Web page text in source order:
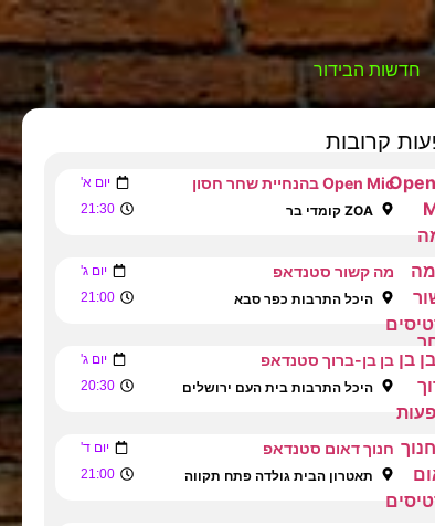
חדשות הבידור
קרובות
Open Mic בהנחיית שחר חסון יום א'
ZOA קומדי בר 21:30
מה קשור סטנדאפ יום ג'
היכל התרבות כפר סבא 21:00
בן בן-ברוך סטנדאפ יום ג'
היכל התרבות בית העם ירושלים 20:30
חנוך דאום סטנדאפ יום ד'
תאטרון הבית גולדה פתח תקווה 21:00